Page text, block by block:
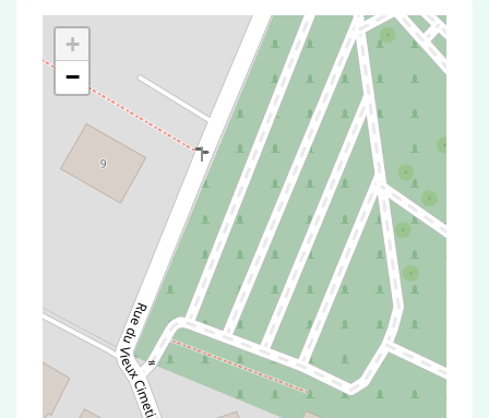
+
−